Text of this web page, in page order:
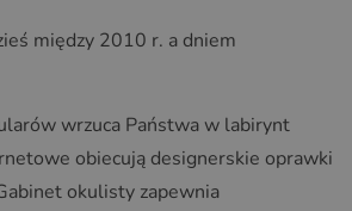
między 2010 r. a dniem
wrzuca Państwa w labirynt
obiecują designerskie oprawki
okulisty zapewnia